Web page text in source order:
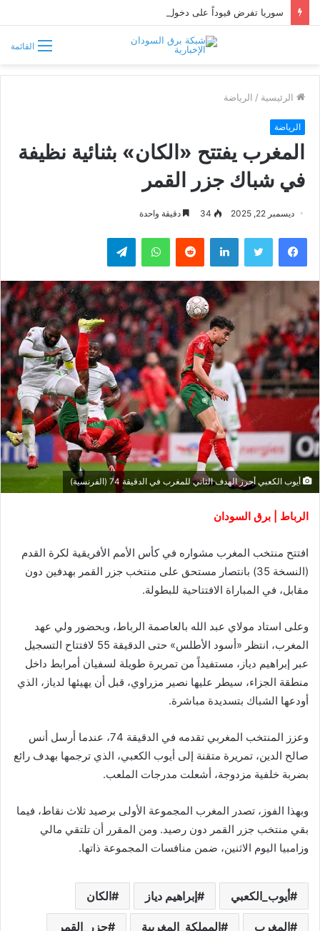
القائمة
الرئيسية / الرياضة
الرياضة
المغرب يفتتح «الكان» بثنائية نظيفة
في شباك جزر القمر
ديسمبر 22, 2025 34 دقيقة واحدة
فيسبوك تويتر لينكدإن واتساب تيلقرام
أيوب الكعبي أحرز الهدف الثاني للمغرب في الدقيقة 74 (الفرنسية)
الرباط | برق السودان
افتتح منتخب المغرب مشواره في كأس الأمم الأفريقية لكرة القدم
(النسخة 35) بانتصار مستحق على منتخب جزر القمر بهدفين دون
مقابل، في المباراة الافتتاحية للبطولة.
وعلى استاد مولاي عبد الله بالعاصمة الرباط، وبحضور ولي عهد
المغرب، انتظر «أسود الأطلس» حتى الدقيقة 55 لافتتاح التسجيل
عبر إبراهيم دياز، مستفيداً من تمريرة طويلة لسفيان أمرابط داخل
منطقة الجزاء، سيطر عليها نصير مزراوي، قبل أن يهيئها لدياز، الذي
أودعها الشباك بتسديدة مباشرة.
وعزز المنتخب المغربي تقدمه في الدقيقة 74، عندما أرسل أنس
صالح الدين، تمريرة متقنة إلى أيوب الكعبي، الذي ترجمها بهدف رائع
بضربة خلفية مزدوجة، أشعلت مدرجات الملعب.
وبهذا الفوز، تصدر المغرب المجموعة الأولى برصيد ثلاث نقاط، فيما
بقي منتخب جزر القمر دون رصيد. ومن المقرر أن تلتقي مالي
وزامبيا اليوم الاثنين، ضمن منافسات المجموعة ذاتها.
أيوب_الكعبي إبراهيم دياز الكان
المغرب المملكة_المغربية جزر_القمر